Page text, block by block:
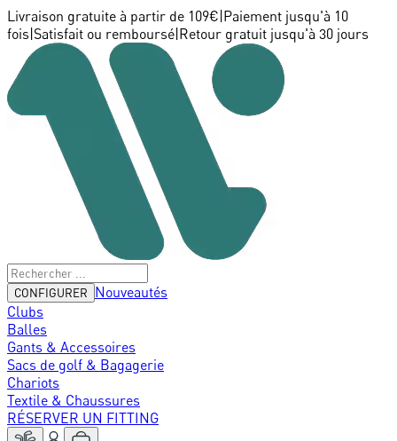
Livraison gratuite à partir de 109€ Paiement jusqu'à 10
fois Satisfait ou remboursé Retour gratuit jusqu'à 30 jours
CONFIGURER
Nouveautés
Clubs
Balles
Gants & Accessoires
Sacs de golf & Bagagerie
Chariots
Textile & Chaussures
RÉSERVER UN FITTING